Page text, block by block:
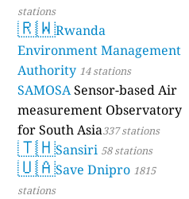
stations
🇷🇼Rwanda
Environment Management
Authority 14 stations
SAMOSASensor-based Air
measurement Observatory
for South Asia337 stations
🇹🇭Sansiri 58 stations
🇺🇦Save Dnipro 1815
stations